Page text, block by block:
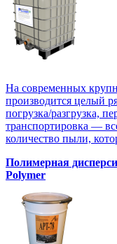
На современных
производится целый
погрузка/разгрузка,
транспортировка —
количество пыли,
Полимерная
Polymer